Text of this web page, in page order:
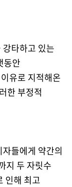
타하고 있는
동안
유로 지적해온
한 부정적
들에게 약간의
지 두 자릿수
인해 최고